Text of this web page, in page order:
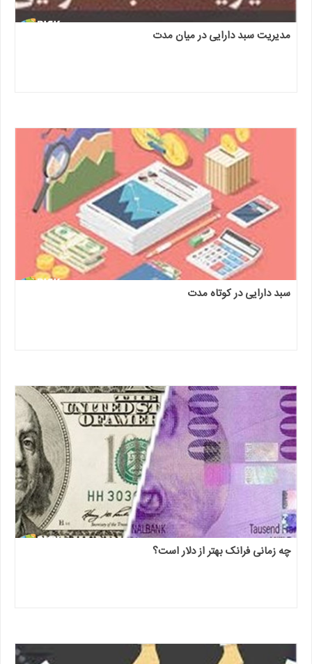
مدیریت سبد دارایی در میان مدت
سبد دارایی در کوتاه مدت
چه زمانی فرانک بهتر از دلار است؟